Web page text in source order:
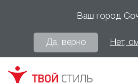
Ваш город
Да, верно Нет,